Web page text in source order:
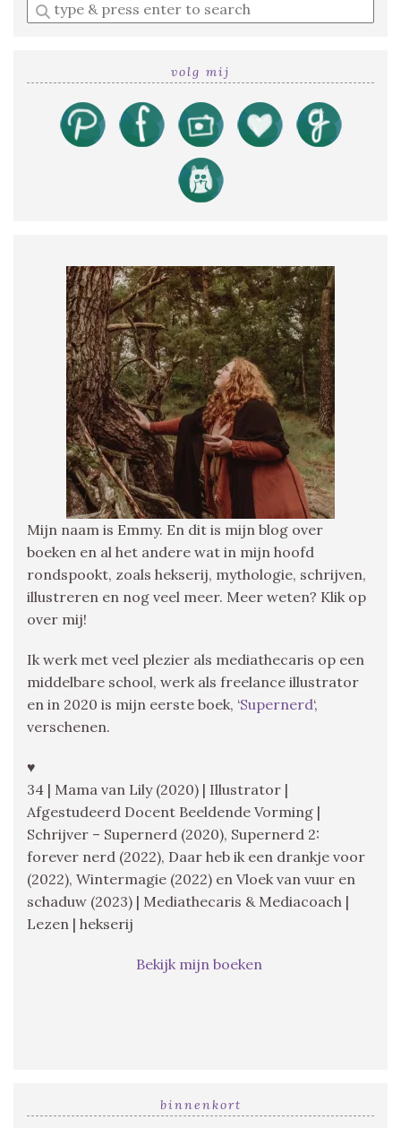
Enter
a
volg mij
Mijn naam is Emmy. En dit is mijn blog over
boeken en al het andere wat in mijn hoofd
rondspookt, zoals hekserij, mythologie, schrijven,
illustreren en nog veel meer. Meer weten? Klik op
over mij!
Ik werk met veel plezier als mediathecaris op een
middelbare school, werk als freelance illustrator
en in 2020 is mijn eerste boek, ‘Supernerd‘,
verschenen.
♥
34 | Mama van Lily (2020) | Illustrator |
Afgestudeerd Docent Beeldende Vorming |
Schrijver – Supernerd (2020), Supernerd 2:
forever nerd (2022), Daar heb ik een drankje voor
(2022), Wintermagie (2022) en Vloek van vuur en
schaduw (2023) | Mediathecaris & Mediacoach |
Lezen | hekserij
Bekijk mijn boeken
binnenkort